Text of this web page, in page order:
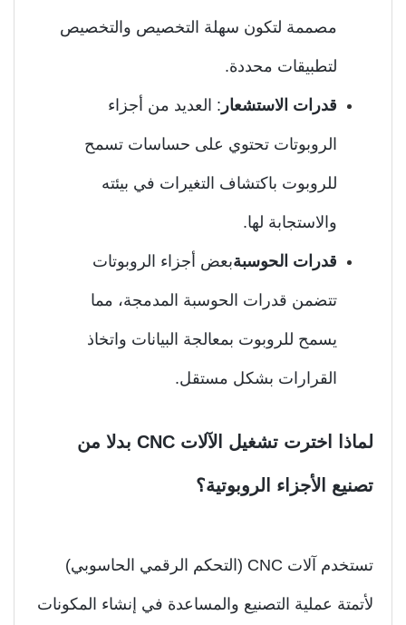
مصممة لتكون سهلة التخصيص والتخصيص
لتطبيقات محددة.
قدرات الاستشعار: العديد من أجزاء
الروبوتات تحتوي على حساسات تسمح
للروبوت باكتشاف التغيرات في بيئته
والاستجابة لها.
قدرات الحوسبةبعض أجزاء الروبوتات
تتضمن قدرات الحوسبة المدمجة، مما
يسمح للروبوت بمعالجة البيانات واتخاذ
القرارات بشكل مستقل.
لماذا اخترت تشغيل الآلات CNC بدلا من
الأجزاء الروبوتية؟
تستخدم آلات CNC (التحكم الرقمي الحاسوبي)
عملية التصنيع والمساعدة في إنشاء المكونات